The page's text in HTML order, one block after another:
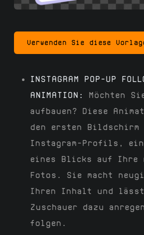
Verwenden Sie diese
INSTAGRAM POP-UP
ANIMATION:
Möchten
aufbauen? Diese
den ersten Bildschirm
Instagram-Profils,
eines Blicks auf Ihre
Fotos. Sie macht
Ihren Inhalt und
Zuschauer dazu
folgen.